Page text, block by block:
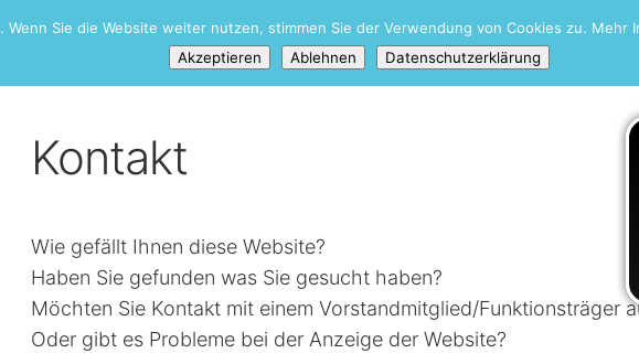
Kontakt
Wie gefällt Ihnen diese Website?
Haben Sie gefunden was Sie gesucht haben?
Möchten Sie Kontakt mit einem Vorstandmitglied/Funktionsträger
Oder gibt es Probleme bei der Anzeige der Website?
Wenn Sie die Website weiter nutzen, stimmen Sie der Verwendung von Cookies zu. Mehr
Akzeptieren
Ablehnen Datenschutzerklärung